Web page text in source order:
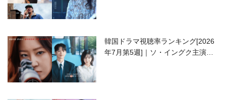
韓国ドラマ視聴率ランキング[2026
年7月第5週]｜ソ・イングク主演の